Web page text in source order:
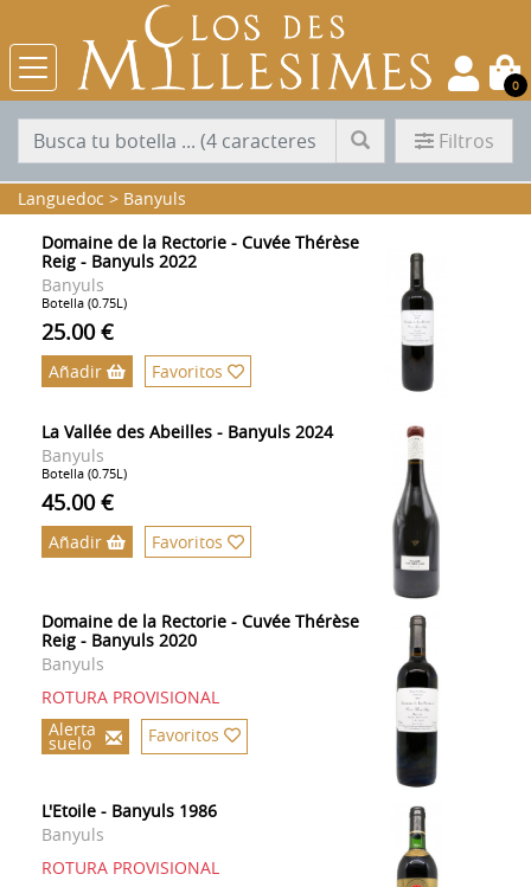
0
Filtros
Languedoc > Banyuls
Domaine de la Rectorie - Cuvée Thérèse
Reig - Banyuls 2022
Banyuls
Botella (0.75L)
25.00 €
Añadir Favoritos
La Vallée des Abeilles - Banyuls 2024
Banyuls
Botella (0.75L)
45.00 €
Añadir Favoritos
Domaine de la Rectorie - Cuvée Thérèse
Reig - Banyuls 2020
Banyuls
ROTURA PROVISIONAL
Alerta
suelo Favoritos
L'Etoile - Banyuls 1986
Banyuls
ROTURA PROVISIONAL